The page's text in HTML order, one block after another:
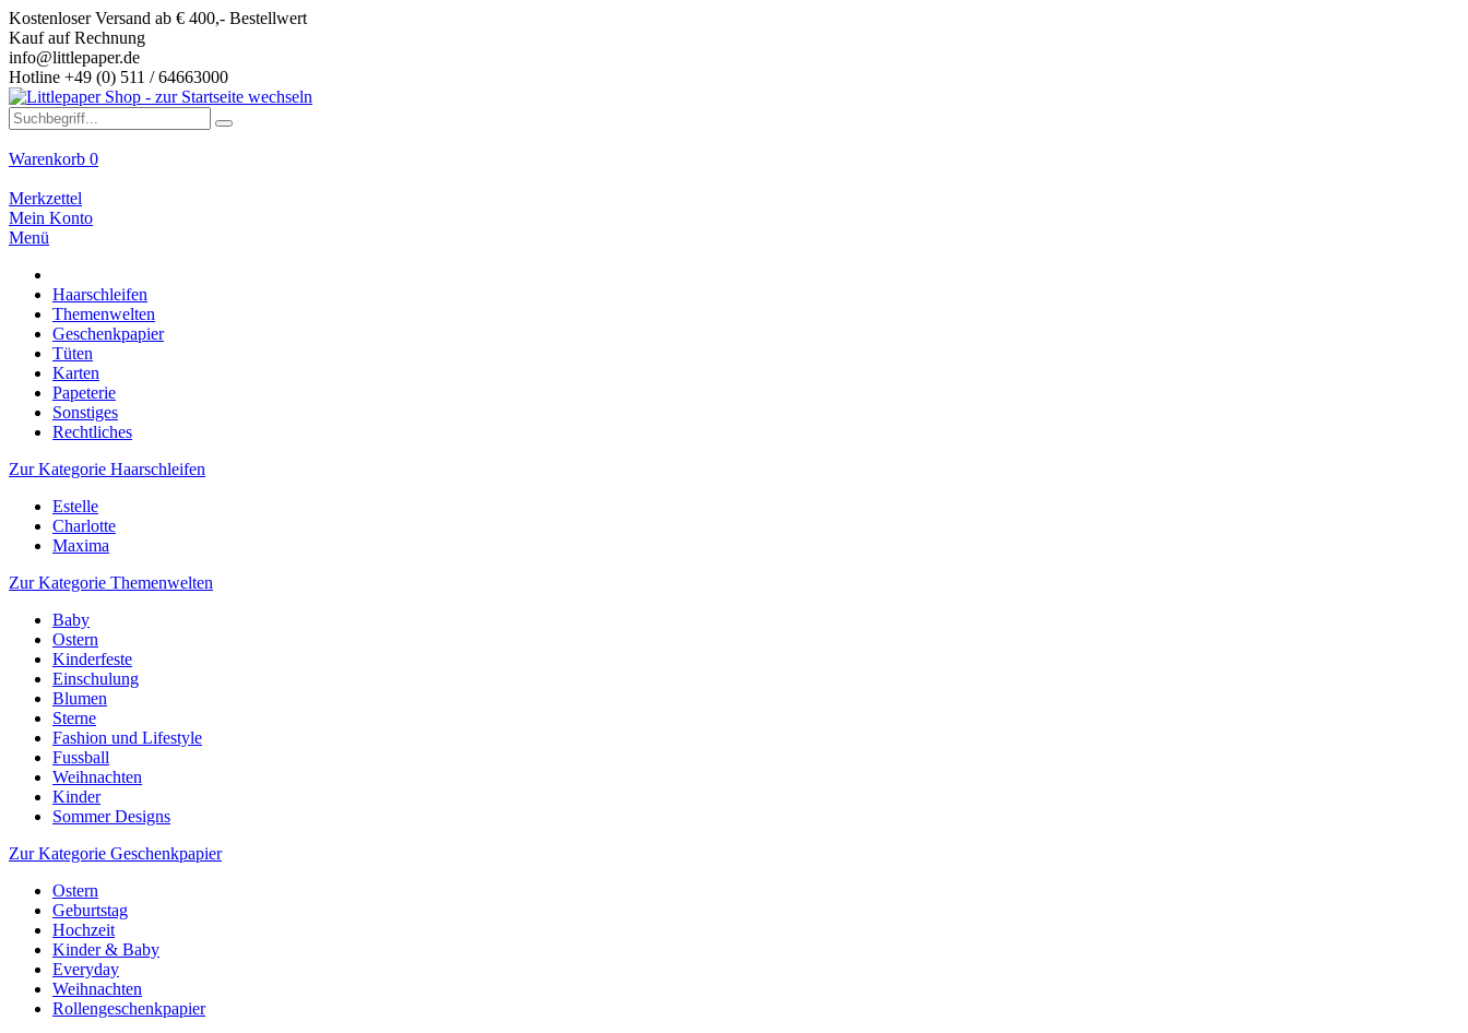
Kostenloser Versand ab € 400,- Bestellwert
Kauf auf Rechnung
info@littlepaper.de
Hotline +49 (0) 511 / 64663000
Warenkorb 0
Merkzettel
Mein Konto
Menü
Haarschleifen
Themenwelten
Geschenkpapier
Tüten
Karten
Papeterie
Sonstiges
Rechtliches
Zur Kategorie Haarschleifen
Estelle
Charlotte
Maxima
Zur Kategorie Themenwelten
Baby
Ostern
Kinderfeste
Einschulung
Blumen
Sterne
Fashion und Lifestyle
Fussball
Weihnachten
Kinder
Sommer Designs
Zur Kategorie Geschenkpapier
Ostern
Geburtstag
Hochzeit
Kinder & Baby
Everyday
Weihnachten
Rollengeschenkpapier